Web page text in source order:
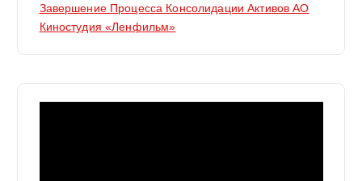
Завершение Процесса Консолидации Активов АО
Киностудия «Ленфильм»